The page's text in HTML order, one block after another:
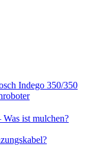
Indego 350/350
ist mulchen?